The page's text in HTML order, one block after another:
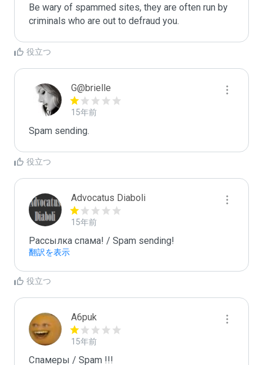
Be wary of spammed sites, they are often run by
criminals who are out to defraud you.
役立つ
G@brielle
15年前
Spam sending.
役立つ
Advocatus Diaboli
15年前
Рассылка спама! / Spam sending!
翻訳を表示
役立つ
A6puk
15年前
Спамеры / Spam !!!